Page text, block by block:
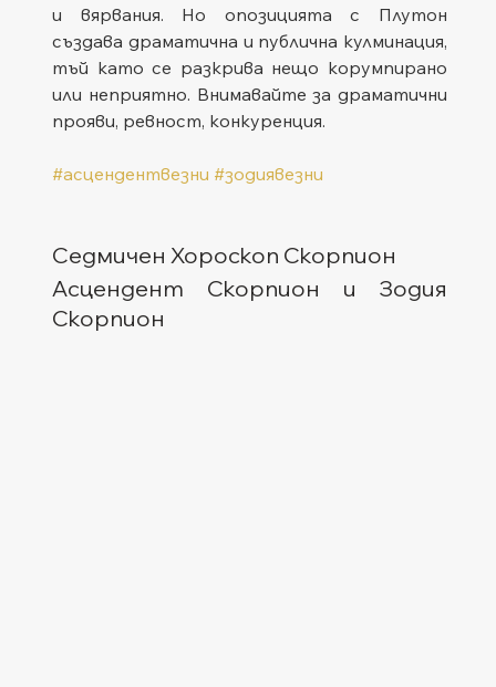
и вярвания. Но опозицията с Плутон
създава драматична и публична кулминация,
тъй като се разкрива нещо корумпирано
или неприятно. Внимавайте за драматични
прояви, ревност, конкуренция.
#асцендентвезни #зодиявезни
Седмичен Хороскоп Скорпион
Асцендент Скорпион и Зодия
Скорпион